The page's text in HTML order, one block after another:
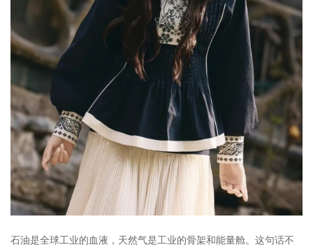
石油是全球工业的血液，天然气是工业的骨架和能量舱。这句话不